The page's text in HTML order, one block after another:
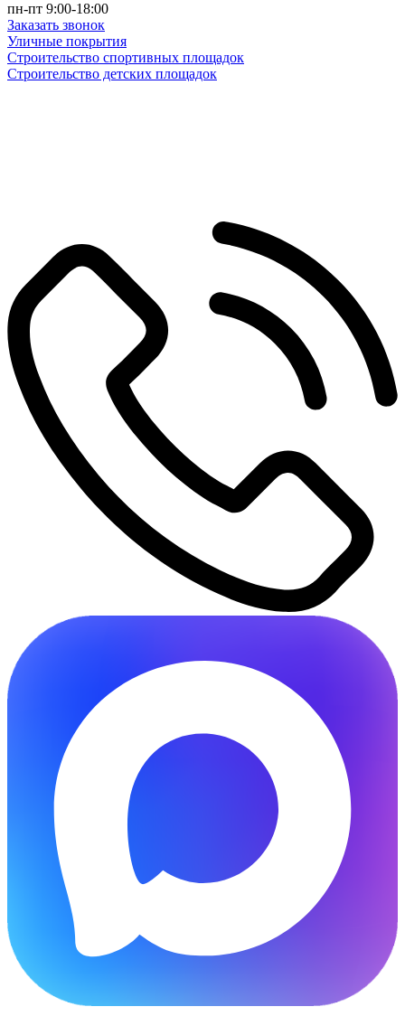
пн-пт 9:00-18:00
Заказать звонок
Уличные покрытия
Строительство спортивных площадок
Строительство детских площадок